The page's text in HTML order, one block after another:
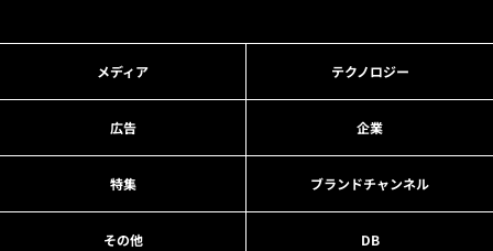
メディア テクノロジー
広告 企業
特集 ブランドチャンネル
その他 DB